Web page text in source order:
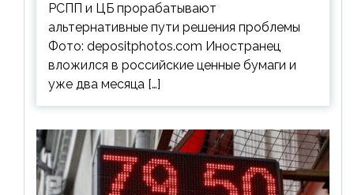
РСПП и ЦБ прорабатывают
альтернативные пути решения проблемы
Фото: depositphotos.com Иностранец
вложился в российские ценные бумаги и
уже два месяца […]